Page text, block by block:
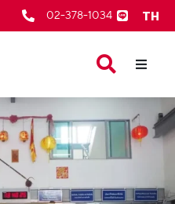
02-378-1034 TH
หน้าเเรก
สินค้าของเรา
เกี่ยวกับเรา
ตัวแทนจำหน่าย